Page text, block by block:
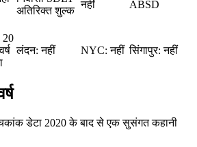
अतिरिक्त शुल्क
नहीं
ABSD
20
लंदन: नहीं NYC: नहीं सिंगापुर: नहीं
डेटा 2020 के बाद से एक सुसंगत कहानी